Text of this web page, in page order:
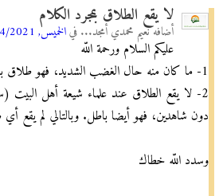
لا يقع الطلاق بمجرد الكلام
أضافهنعيم محمدي أمجد... فيالخميس, 29/04/2021 - 11:21
عليكم السلام ورحمة اللّه
1- ما كان منه حال الغضب الشديد، فهو طلاق باطل.
2- لا يقع الطلاق عند علماء شيعة أهل البيت
دون شاهدين، فهو أيضا باطل. وبالتالي لم يقع
وسدد اللّه خطاك